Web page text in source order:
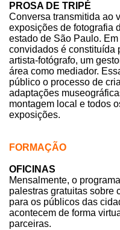
PROSA DE TRIPÉ
Conversa transmitida ao
exposições de fotografia
estado de São Paulo.
convidados é constituída
artista-fotógrafo, um
área como mediador.
público o processo de
adaptações
montagem local e todos
exposições.
FORMAÇÃO
OFICINAS
Mensalmente, o
palestras gratuitas sobre
para os públicos das
acontecem de forma
parceiras.